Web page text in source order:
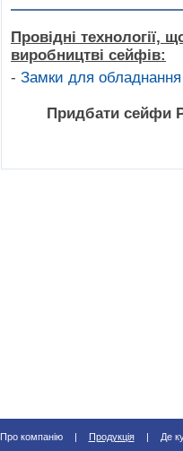
Провідні технології,
виробництві сейфів:
- Замки для обладнання
Придбати сейфи
Про компанію | Продукція | Де